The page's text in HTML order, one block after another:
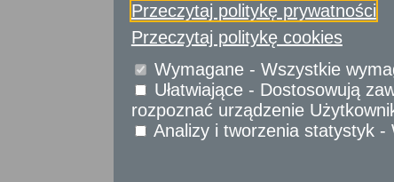
Sprawy komunalne
Sprawy obywatelskie
Udostępnianie informacji publicznej
Urząd Stanu Cywilnego
Usługi
dla przedsiębiorców
Przeczytaj politykę prywatności
Przeczytaj politykę cookies
Wymagane - Wszystkie
Ułatwiające - Dostosowują
rozpoznać urządzenie
Analizy i tworzenia statystyk -